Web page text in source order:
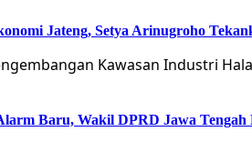
Jateng, Setya Arinugroho
Kawasan Industri
Baru, Wakil DPRD Jawa